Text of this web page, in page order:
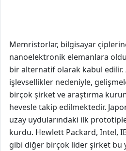
Memristorlar, bilgisayar
nanoelektronik elemanlara
bir alternatif olarak kabul edilir.
işlevsellikler nedeniyle,
birçok şirket ve araştırma
hevesle takip edilmektedir.
uzay uydularındaki ilk
kurdu. Hewlett Packard, Intel,
gibi diğer birçok lider şirket bu